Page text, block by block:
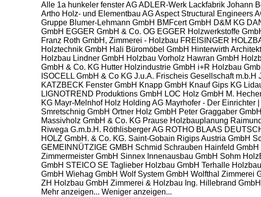
Alle 1a hunkeler fenster AGADLER-Werk Lackfabrik Johann
Artho Holz- und Elementbau AGAspect Structural Engineers
Gruppe Blumer-Lehmann GmbH BMFcert GmbH D&M KG
GmbH EGGER GmbH & Co. OG EGGER Holzwerkstoffe
Franz Roth GmbH, Zimmerei - Holzbau FREISINGER
Holztechnik GmbH Hali Büromöbel GmbH Hinterwirth
Holzbau Lindner GmbH Holzbau Vorholz Hawran GmbH
GmbH & Co. KG Hutter Holzindustrie GmbH i+R Holzbau
ISOCELL GmbH & Co KG J.u.A. Frischeis Gesellschaft m.b.H
KATZBECK Fenster GmbH Knapp GmbH Knauf Gips KG
LIGNOTREND Produktions GmbH LOC Holz GmbH M.
KG Mayr-Melnhof Holz Holding AG Mayrhofer - Der Einrichter
Smretschnig GmbH Ortner Holz GmbH Peter Graggaber
Massivholz GmbH & Co. KG Prause Holzbauplanung
Riwega G.m.b.H. Röthlisberger AG ROTHO BLAAS
HOLZ GmbH. & Co. KG. Saint-Gobain Rigips Austria GmbH
GEMEINNÜTZIGE GMBH Schmid Schrauben Hainfeld GmbH
Zimmermeister GmbH Sinnex Innenausbau GmbH Sohm
GmbH STEICO SE Taglieber Holzbau GmbH Terhalle
GmbH Wiehag GmbH Wolf System GmbH Wolfthal Zimmerei
ZH Holzbau GmbH Zimmerei & Holzbau Ing. Hillebrand GmbH
Mehr anzeigen... Weniger anzeigen...